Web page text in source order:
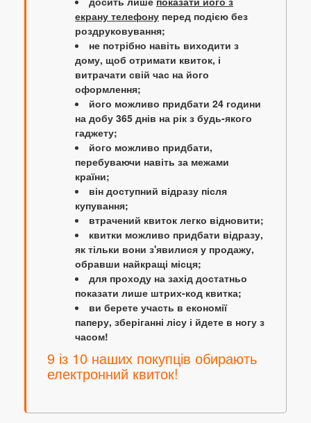
екрану телефону перед подією без
роздруковування;
не потрібно навіть виходити з
дому, щоб отримати квиток, і
витрачати свій час на його
оформлення;
його можливо придбати 24 години
на добу 365 днів на рік з будь-якого
гаджету;
його можливо придбати,
перебуваючи навіть за межами
країни;
він доступний відразу після
купування;
втрачений квиток легко відновити;
квитки можливо придбати відразу,
як тільки вони з'явилися у продажу,
обравши найкращі місця;
для проходу на захід достатньо
показати лише штрих-код квитка;
ви берете участь в економії
паперу, зберіганні лісу і йдете в ногу з
часом!
9 із 10 наших покупців обирають
електронний квиток!